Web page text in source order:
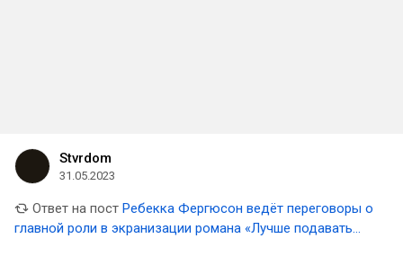
Stvrdom
31.05.2023
Ответ на пост Ребекка Фергюсон ведёт переговоры о
главной роли в экранизации романа «Лучше подавать